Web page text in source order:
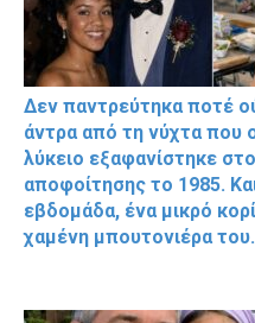
Δεν παντρεύτηκα ποτέ
άντρα από τη νύχτα που
λύκειο εξαφανίστηκε
αποφοίτησης το 1985.
εβδομάδα, ένα μικρό
χαμένη μπουτονιέρα του.